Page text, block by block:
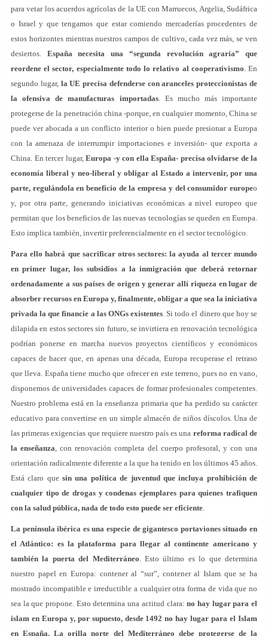
para vetar los acuerdos agrícolas de la UE con Marruecos, Argelia, Sudáfrica
o Israel y que tengamos que estar comiendo mercaderías procedentes de
estos horizontes mientras nuestros campos de cultivo, cada vez más, se ven
desiertos. España necesita una “segunda revolución agraria” que
reordene el sector, especialmente todo lo relativo al cooperativismo. En
segundo lugar, la UE precisa defenderse con aranceles proteccionistas de
la ofensiva de manufacturas importadas. Es mucho más importante
protegerse de la penetración china -porque, en cualquier momento, China se
puede ver abocada a un conflicto interior o bien puede presionar a Europa
con la amenaza de interrumpir importaciones e inversión- que exporta a
China. En tercer lugar, Europa -y con ella España- precisa olvidarse de la
economía liberal y neo-liberal y obligar al Estado a intervenir, por una
parte, regulándola en beneficio de la empresa y del consumidor europeo
y, por otra parte, generando iniciativas económicas a nivel europeo que
permitan que los beneficios de las nuevas tecnologías se queden en Europa.
Esto implica también, invertir preferencialmente en el sector tecnológico.
Para ello habrá que sacrificar otros sectores: la ayuda al tercer mundo
en primer lugar, los subsidios a la inmigración que deberá retornar
ordenadamente a sus países de origen y generar allí riqueza en lugar de
absorber recursos en Europa y, finalmente, obligar a que sea la iniciativa
privada la que financie a las ONGs existentes. Si todo el dinero que hoy se
dilapida en estos sectores sin futuro, se invirtiera en renovación tecnológica
podrían ponerse en marcha nuevos proyectos científicos y económicos
capaces de hacer que, en apenas una década, Europa recuperase el retraso
que lleva. España tiene mucho que ofrecer en este terreno, pues no en vano,
disponemos de universidades capaces de formar profesionales competentes.
Nuestro problema está en la enseñanza primaria que ha perdido su carácter
educativo para convertirse en un simple almacén de niños díscolos. Una de
las primeras exigencias que requiere nuestro país es una reforma radical de
la enseñanza, con renovación completa del cuerpo profesoral, y con una
orientación radicalmente diferente a la que ha tenido en los últimos 45 años.
Está claro quesin una política de juventud que incluya prohibición de
cualquier tipo de drogas y condenas ejemplares para quienes trafiquen
con la salud pública, nada de todo esto puede ser eficiente.
La península ibérica es una especie de gigantesco portaviones situado en
el Atlántico: es la plataforma para llegar al continente americano y
también la puerta del Mediterráneo. Esto último es lo que determina
nuestro papel en Europa: contener al “sur”, contener al Islam que se ha
mostrado incompatible e irreductible a cualquier otra forma de vida que no
sea la que propone. Esto determina una actitud clara:no hay lugar para el
islam en Europa y, por supuesto, desde 1492 no hay lugar para el Islam
en España. La orilla norte del Mediterráneo debe protegerse de la